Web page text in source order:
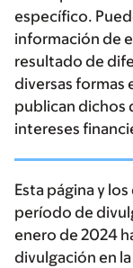
específico.
información de
resultado de
diversas formas
publican dichos
intereses
Esta página y
período de
enero de 2024
divulgación en